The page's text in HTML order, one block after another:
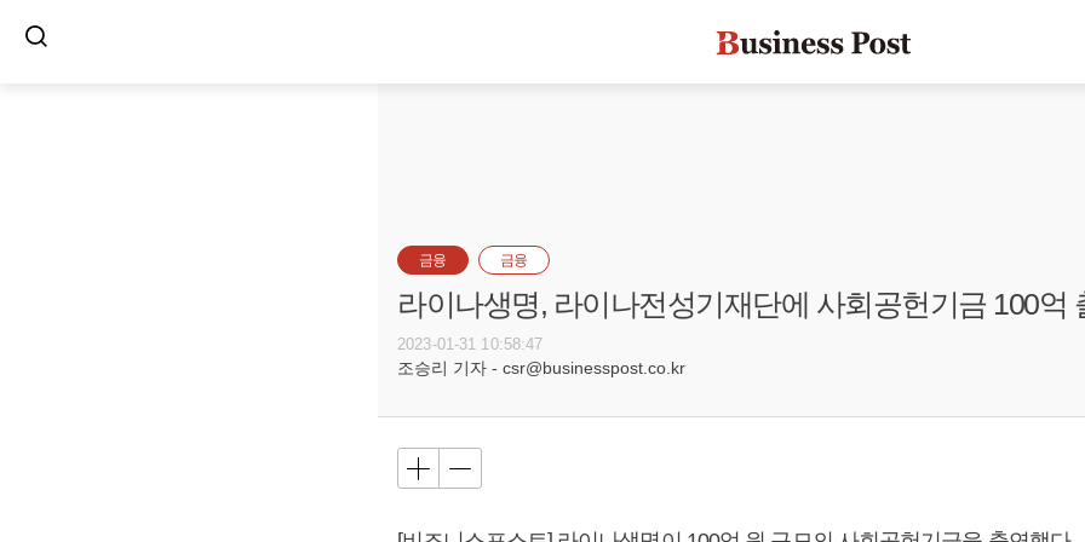
금융 금융
라이나생명, 라이나전성기재단에 사회공헌기금 100억
2023-01-31 10:58:47
조승리 기자 - csr@businesspost.co.kr